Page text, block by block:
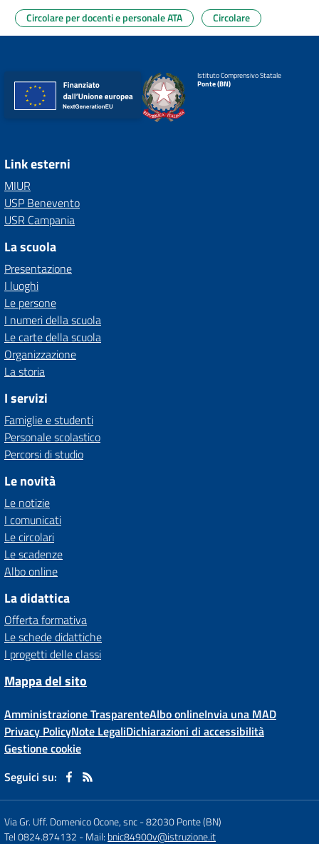
Circolare per docenti e personale ATA
Circolare
Istituto Comprensivo Statale
Ponte (BN)
Link esterni
MIUR
USP Benevento
USR Campania
La scuola
Presentazione
I luoghi
Le persone
I numeri della scuola
Le carte della scuola
Organizzazione
La storia
I servizi
Famiglie e studenti
Personale scolastico
Percorsi di studio
Le novità
Le notizie
I comunicati
Le circolari
Le scadenze
Albo online
La didattica
Offerta formativa
Le schede didattiche
I progetti delle classi
Mappa del sito
Amministrazione TrasparenteAlbo onlineInvia una MAD
Privacy PolicyNote LegaliDichiarazioni di accessibilità
Gestione cookie
Seguici su:
Via Gr. Uff. Domenico Ocone, snc-82030 Ponte (BN)
Tel 0824.874132 - Mail: bnic84900v@istruzione.it